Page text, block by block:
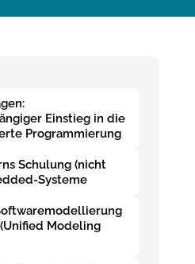
Einstieg in die
Programmierung
Schulung (nicht
Systeme
Modeling